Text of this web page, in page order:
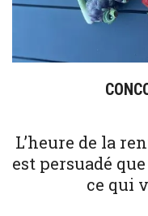
L’heure de la
est persuadé
ce qui